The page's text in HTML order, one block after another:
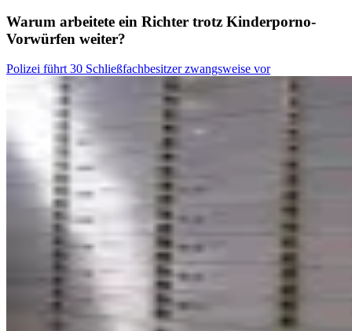
Warum arbeitete ein Richter trotz Kinderporno-
Vorwürfen weiter?
Polizei führt 30 Schließfachbesitzer zwangsweise vor